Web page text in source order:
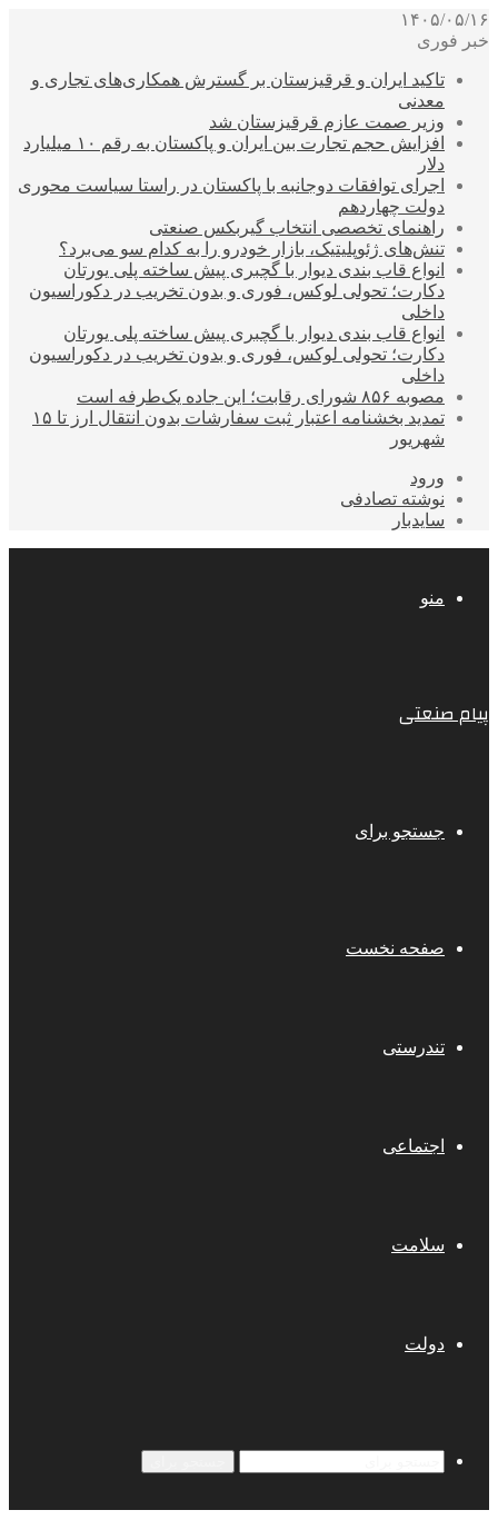
۱۴۰۵/۰۵/۱۶
خبر فوری
تاکید ایران و قرقیزستان بر گسترش همکاری‌های تجاری و
معدنی
وزیر صمت عازم قرقیزستان شد
افزایش حجم تجارت بین ایران و پاکستان به رقم ۱۰ میلیارد
دلار
اجرای توافقات دوجانبه با پاکستان در راستا سیاست محوری
دولت چهاردهم
راهنمای تخصصی انتخاب گیربکس صنعتی
تنش‌های ژئوپلیتیک، بازار خودرو را به کدام سو می‌برد؟
انواع قاب بندی دیوار با گچبری پیش ساخته پلی یورتان
دکارت؛ تحولی لوکس، فوری و بدون تخریب در دکوراسیون
داخلی
انواع قاب بندی دیوار با گچبری پیش ساخته پلی یورتان
دکارت؛ تحولی لوکس، فوری و بدون تخریب در دکوراسیون
داخلی
مصوبه ۸۵۶ شورای رقابت؛ این جاده یک‌طرفه است
تمدید بخشنامه اعتبار ثبت سفارشات بدون انتقال ارز تا ۱۵
شهریور
ورود
نوشته تصادفی
سایدبار
منو
پیام صنعتی
جستجو برای
صفحه نخست
تندرستی
اجتماعی
سلامت
دولت